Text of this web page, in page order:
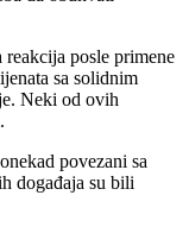
reakcija posle primene
sa solidnim
Neki od ovih
povezani sa
događaja su bili